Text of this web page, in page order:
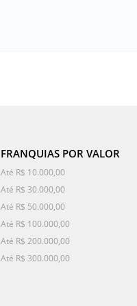
FRANQUIAS POR VALOR
Até R$ 10.000,00
Até R$ 30.000,00
Até R$ 50.000,00
Até R$ 100.000,00
Até R$ 200.000,00
Até R$ 300.000,00